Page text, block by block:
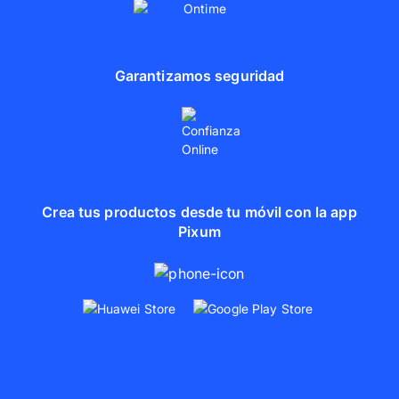
Garantizamos seguridad
Crea tus productos desde tu móvil con la app
Pixum